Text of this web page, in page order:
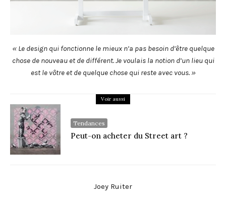
« Le design qui fonctionne le mieux n’a pas besoin d’être quelque
chose de nouveau et de différent.Je voulais la notion d’un lieu qui
est le vôtre et de quelque chose qui reste avec vous. »
Voir aussi
Tendances
Peut-on acheter du Street art ?
Joey Ruiter